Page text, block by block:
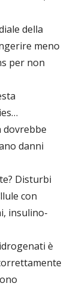
della
meno
per non
dovrebbe
danni
Disturbi
con
insulino-
è